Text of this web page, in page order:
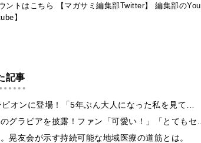
ントはこちら 【マガサミ編集部Twitter】
編集部の
】
記事
オンに登場！「5年ぶん大人になった私を見て…
グラビアを披露！ファン「可愛い！」「とてもセ…
晃友会が示す持続可能な地域医療の道筋とは。